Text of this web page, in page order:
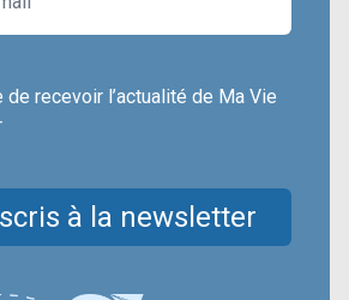
de recevoir l’actualité de Ma Vie
à la newsletter